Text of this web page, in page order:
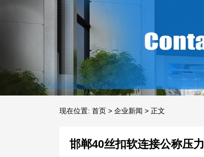
现在位置: 首页 > 企业新闻 > 正文
邯郸40丝扣软连接公称压力